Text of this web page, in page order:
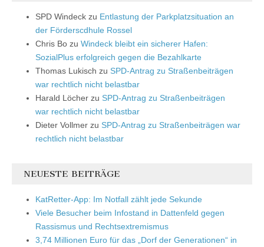
SPD Windeck zu Entlastung der Parkplatzsituation an
der Förderscdhule Rossel
Chris Bo zu Windeck bleibt ein sicherer Hafen:
SozialPlus erfolgreich gegen die Bezahlkarte
Thomas Lukisch zu SPD-Antrag zu Straßenbeiträgen
war rechtlich nicht belastbar
Harald Löcher zu SPD-Antrag zu Straßenbeiträgen
war rechtlich nicht belastbar
Dieter Vollmer zu SPD-Antrag zu Straßenbeiträgen war
rechtlich nicht belastbar
NEUESTE BEITRÄGE
KatRetter-App: Im Notfall zählt jede Sekunde
Viele Besucher beim Infostand in Dattenfeld gegen
Rassismus und Rechtsextremismus
3,74 Millionen Euro für das „Dorf der Generationen“ in